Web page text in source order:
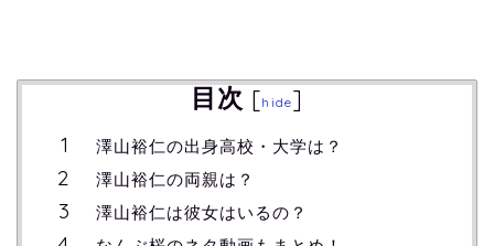
目次 [hide]
澤山裕仁の出身高校・大学は？
澤山裕仁の両親は？
澤山裕仁は彼女はいるの？